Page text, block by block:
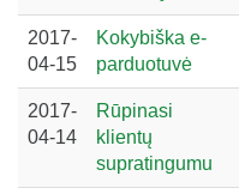
2017-
04-15
Kokybiška e-
parduotuvė
2017-
04-14
Rūpinasi
klientų
supratingumu